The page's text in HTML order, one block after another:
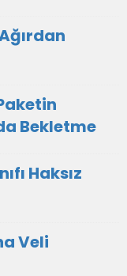
Bekletme
Haksız
Veli